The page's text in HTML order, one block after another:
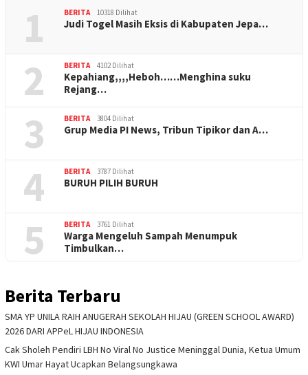
1 BERITA 10318 Dilihat
Judi Togel Masih Eksis di Kabupaten Jepa…
2 BERITA 4102 Dilihat
Kepahiang,,,,Heboh……Menghina suku
Rejang…
3 BERITA 3804 Dilihat
Grup Media PI News, Tribun Tipikor dan A…
4 BERITA 3787 Dilihat
BURUH PILIH BURUH
5 BERITA 3761 Dilihat
Warga Mengeluh Sampah Menumpuk
Timbulkan…
Berita Terbaru
SMA YP UNILA RAIH ANUGERAH SEKOLAH HIJAU (GREEN SCHOOL AWARD)
2026 DARI APPeL HIJAU INDONESIA
Cak Sholeh Pendiri LBH No Viral No Justice Meninggal Dunia, Ketua Umum
KWI Umar Hayat Ucapkan Belangsungkawa